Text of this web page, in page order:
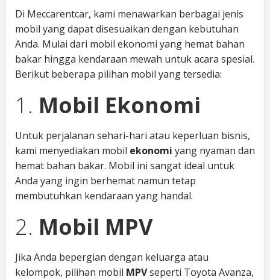
Di Meccarentcar, kami menawarkan berbagai jenis
mobil yang dapat disesuaikan dengan kebutuhan
Anda. Mulai dari mobil ekonomi yang hemat bahan
bakar hingga kendaraan mewah untuk acara spesial.
Berikut beberapa pilihan mobil yang tersedia:
1. Mobil Ekonomi
Untuk perjalanan sehari-hari atau keperluan bisnis,
kami menyediakan mobil ekonomi yang nyaman dan
hemat bahan bakar. Mobil ini sangat ideal untuk
Anda yang ingin berhemat namun tetap
membutuhkan kendaraan yang handal.
2. Mobil MPV
Jika Anda bepergian dengan keluarga atau
kelompok, pilihan mobil MPVseperti Toyota Avanza,